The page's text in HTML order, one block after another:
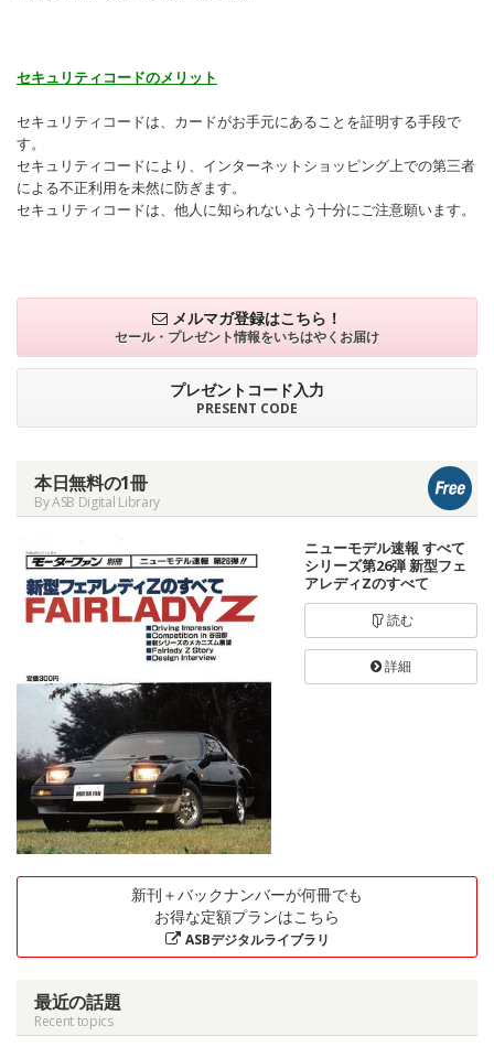
セキュリティコードのメリット
セキュリティコードは、カードがお手元にあることを証明する手段で
す。
セキュリティコードにより、インターネットショッピング上での第三者
による不正利用を未然に防ぎます。
セキュリティコードは、他人に知られないよう十分にご注意願います。
メルマガ登録はこちら！
セール・プレゼント情報をいちはやくお届け
プレゼントコード入力
PRESENT CODE
本日無料の1冊
By ASB Digital Library
ニューモデル速報 すべて
シリーズ第26弾 新型フェ
アレディZのすべて
読む
詳細
新刊＋バックナンバーが何冊でも
お得な定額プランはこちら
ASBデジタルライブラリ
最近の話題
Recent topics